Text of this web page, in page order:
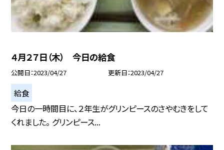
４月２７日（木） 今日の給食
公開日 2023/04/27 更新日 2023/04/27
給食
今日の一時間目に、２年生がグリンピースのさやむきをして
くれました。 グリンピース...